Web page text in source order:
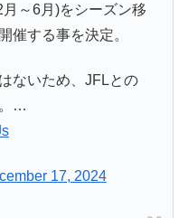
～6月)をシーズン移
催する事を決定。
ないため、JFLとの
…
17, 2024